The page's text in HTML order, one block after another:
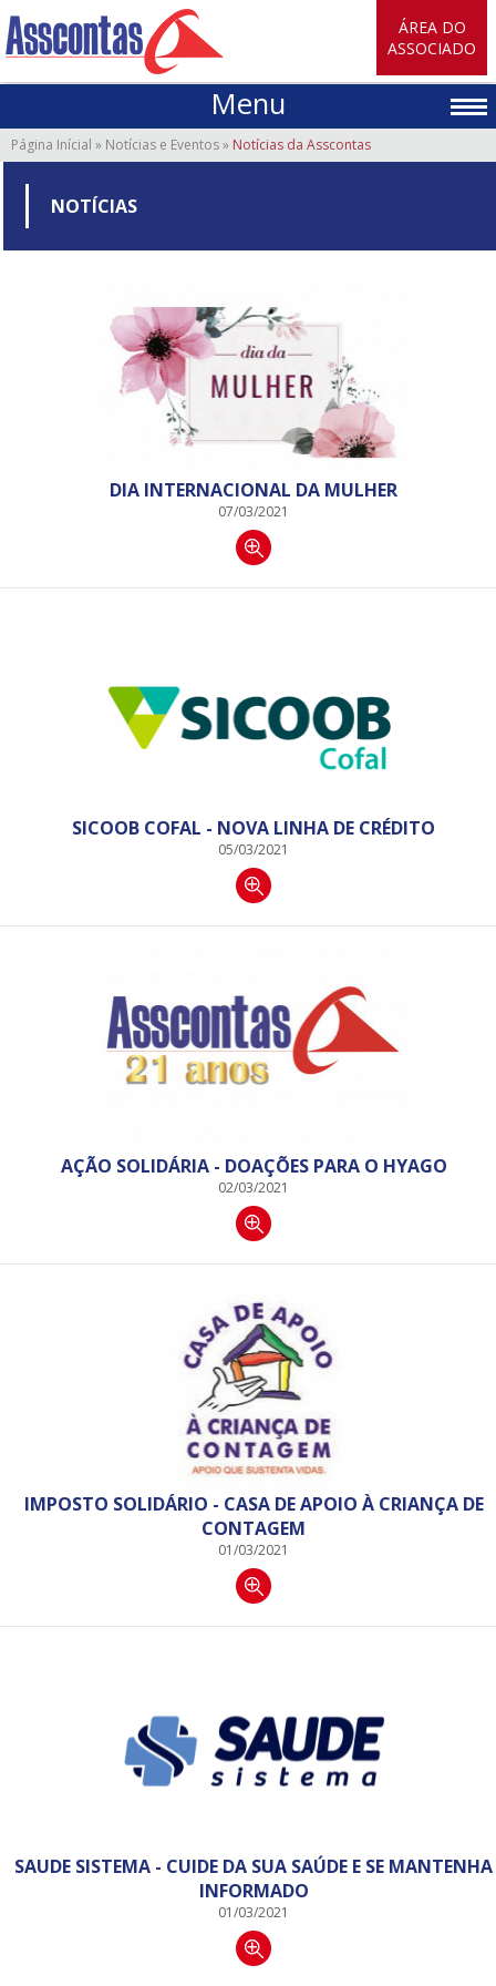
Menu
ÁREA DO
ASSOCIADO
Página Inícial » Notícias e Eventos» Notícias da Asscontas
NOTÍCIAS
DIA INTERNACIONAL DA MULHER
07/03/2021
SICOOB COFAL - NOVA LINHA DE CRÉDITO
05/03/2021
AÇÃO SOLIDÁRIA - DOAÇÕES PARA O HYAGO
02/03/2021
IMPOSTO SOLIDÁRIO - CASA DE APOIO À CRIANÇA DE
CONTAGEM
01/03/2021
SAUDE SISTEMA - CUIDE DA SUA SAÚDE E SE MANTENHA
INFORMADO
01/03/2021